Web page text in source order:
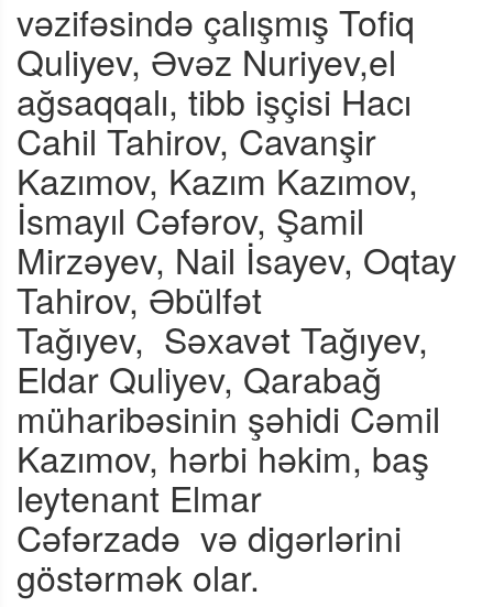
vəzifəsində çalışmış Tofiq
Quliyev, Əvəz Nuriyev,el
ağsaqqalı, tibb işçisi Hacı
Cahil Tahirov, Cavanşir
Kazımov, Kazım Kazımov,
İsmayıl Cəfərov, Şamil
Mirzəyev, Nail İsayev, Oqtay
Tahirov, Əbülfət
Tağıyev, Səxavət Tağıyev,
Eldar Quliyev, Qarabağ
müharibəsinin şəhidi Cəmil
Kazımov, hərbi həkim, baş
leytenant Elmar
Cəfərzadə və digərlərini
göstərmək olar.